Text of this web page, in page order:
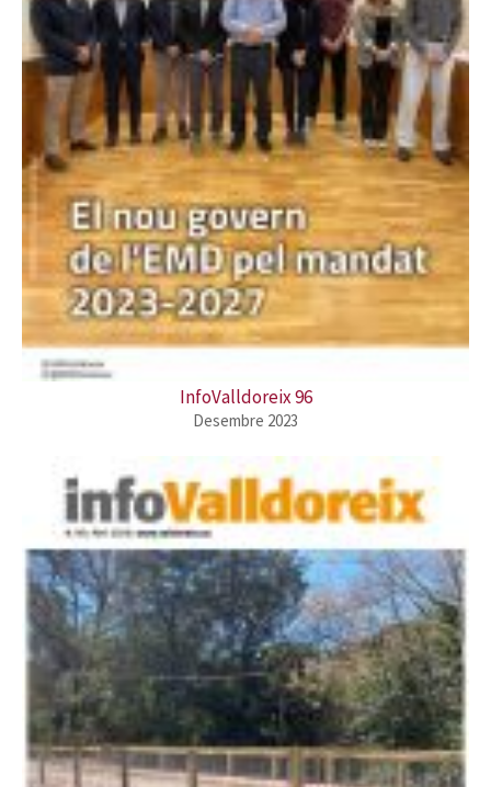
InfoValldoreix 96
Desembre 2023